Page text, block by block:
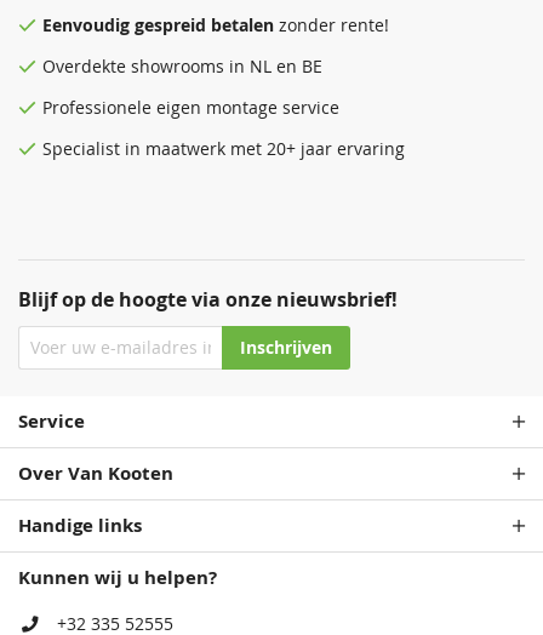
Blijf op de hoogte via onze nieuwsbrief!
Inschrijven
Eenvoudig gespreid betalen zonder rente!
Overdekte showrooms in NL en BE
Professionele eigen montage service
Specialist in maatwerk met 20+ jaar ervaring
Service
Over Van Kooten
Handige links
Kunnen wij u helpen?
+32 335 52555